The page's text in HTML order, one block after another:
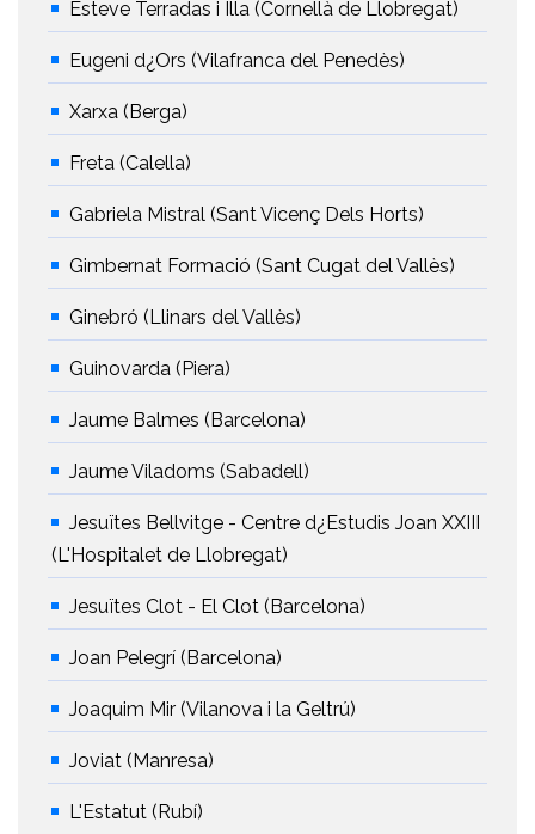
Esteve Terradas i Illa (Cornellà de Llobregat)
Eugeni d¿Ors (Vilafranca del Penedès)
Xarxa (Berga)
Freta (Calella)
Gabriela Mistral (Sant Vicenç Dels Horts)
Gimbernat Formació (Sant Cugat del Vallès)
Ginebró (Llinars del Vallès)
Guinovarda (Piera)
Jaume Balmes (Barcelona)
Jaume Viladoms (Sabadell)
Jesuïtes Bellvitge - Centre d¿Estudis Joan XXIII
(L'Hospitalet de Llobregat)
Jesuïtes Clot - El Clot (Barcelona)
Joan Pelegrí (Barcelona)
Joaquim Mir (Vilanova i la Geltrú)
Joviat (Manresa)
L'Estatut (Rubí)